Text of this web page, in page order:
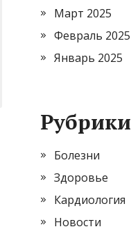
Март 2025
Февраль 2025
Январь 2025
Рубрики
Болезни
Здоровье
Кардиология
Новости